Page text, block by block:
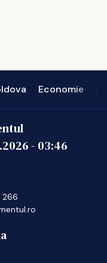
Economie
- 03:46
266